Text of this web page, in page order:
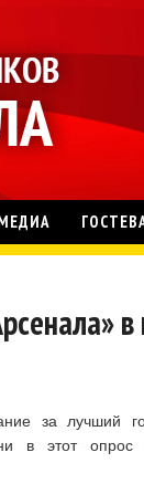
за лучший
в этот опрос